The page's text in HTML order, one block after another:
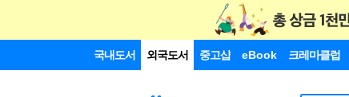
국내도서 외국도서 중고샵 eBook 크레마클럽